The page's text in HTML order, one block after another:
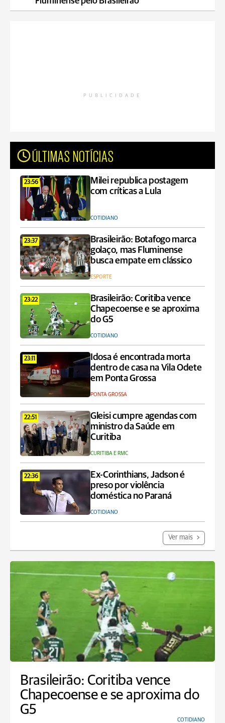
PUBLICIDADE
ÚLTIMAS NOTÍCIAS
23:56
Milei republica postagem
com críticas a Lula
COTIDIANO
23:37
Brasileirão: Botafogo marca
golaço, mas Fluminense
busca empate em clássico
ESPORTE
23:22
Brasileirão: Coritiba vence
Chapecoense e se aproxima
do G5
COTIDIANO
23:11
Idosa é encontrada morta
dentro de casa na Vila Odete
em Ponta Grossa
PONTA GROSSA
22:51
Gleisi cumpre agendas com
ministro da Saúde em
Curitiba
CURITIBA E RMC
22:36
Ex-Corinthians, Jadson é
preso por violência
doméstica no Paraná
COTIDIANO
Ver mais
Brasileirão: Coritiba vence
Chapecoense e se aproxima do
G5
COTIDIANO